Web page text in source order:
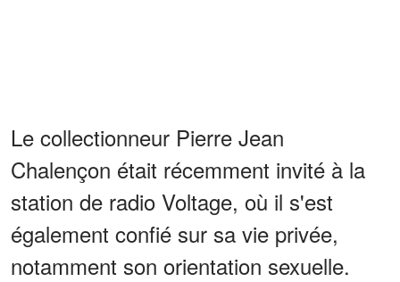
Le collectionneur Pierre Jean
Chalençon était récemment invité à la
station de radio Voltage, où il s'est
également confié sur sa vie privée,
notamment son orientation sexuelle.